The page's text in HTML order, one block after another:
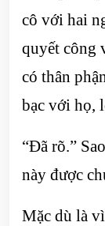
cô với hai
quyết công
có thân
bạc với họ,
“Đã rõ.”
này được
Mặc dù là